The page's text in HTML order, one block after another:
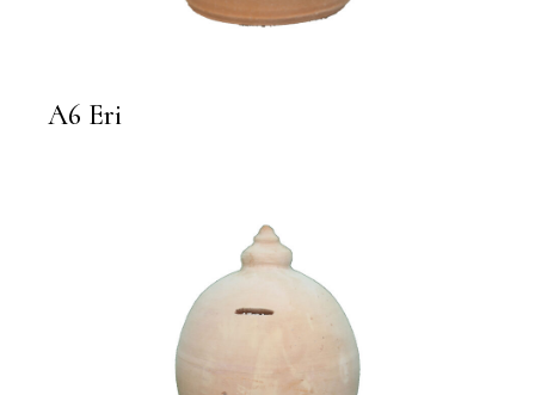
A6 Eri